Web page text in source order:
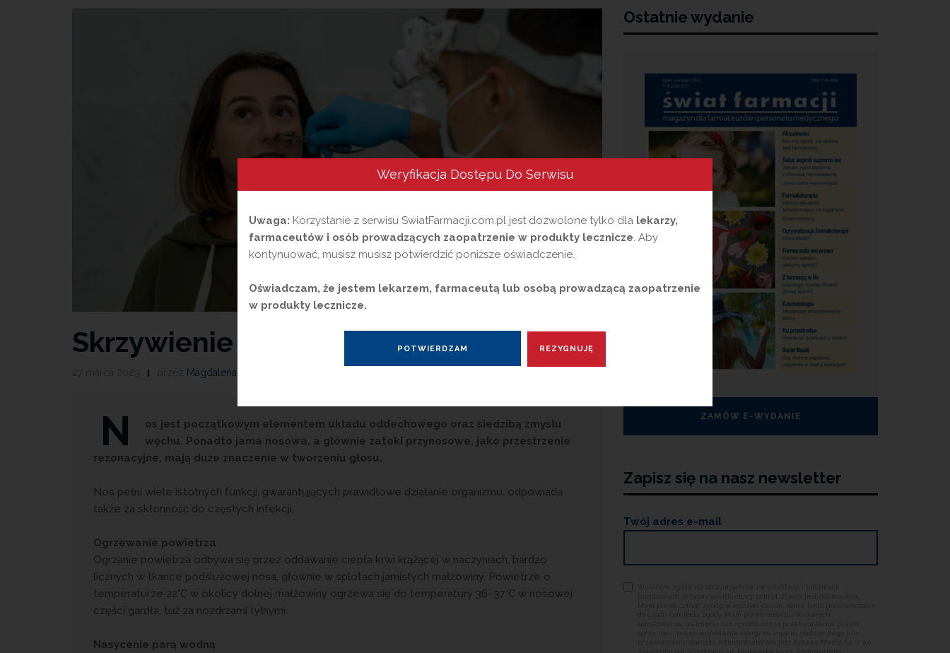
Skrzywienie przegrody nosa
Magdalena Guźniczak
N
os jest początkowym elementem układu oddechowego oraz siedzibą zmysłu
węchu. Ponadto jama nosowa, a głównie zatoki przynosowe, jako przestrzenie
rezonacyjne, mają duże znaczenie w tworzeniu głosu.
Nos pełni wiele istotnych funkcji, gwarantujących prawidłowe działanie organizmu, odpowiada
także za skłonność do częstych infekcji.
Ogrzewanie powietrza
Ogrzanie powietrza odbywa się przez oddawanie ciepła krwi krążącej w naczyniach, bardzo
licznych w tkance podśluzowej nosa, głównie w splotach jamistych małżowiny. Powietrze o
temperaturze 22°C w okolicy dolnej małżowiny ogrzewa się do temperatury 36–37°C w nosowej
części gardła, tuż za nozdrzami tylnymi.
Nasycenie parą wodną
Ostatnie wydanie
ZAMÓW E-WYDANIE
Zapisz się na nasz newsletter
Twój adres e-mail
Weryfikacja Dostępu Do Serwisu
Uwaga: Korzystanie z serwisu SwiatFarmacji.com.pl jest dozwolone tylko dla lekarzy,
farmaceutów i osób prowadzących zaopatrzenie w produkty lecznicze. Aby
kontynuować, musisz musisz potwierdzić poniższe oświadczenie.
Oświadczam, że jestem lekarzem, farmaceutą lub osobą prowadzącą zaopatrzenie
w produkty lecznicze.